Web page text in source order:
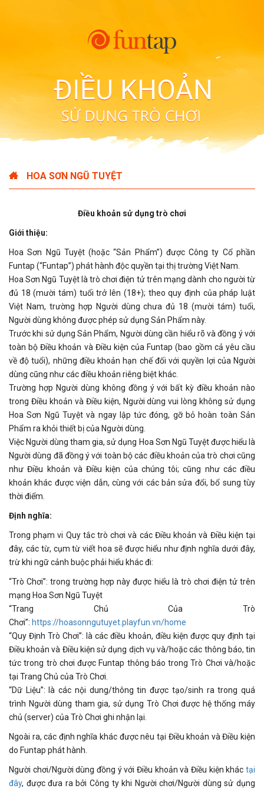
HOA SƠN NGŨ TUYỆT
Điều khoản sử dụng trò chơi
Giới thiệu:
Hoa Sơn Ngũ Tuyệt (hoặc “Sản Phẩm”) được Công ty Cổ phần
Funtap (“Funtap”) phát hành độc quyền tại thị trường Việt Nam.
Hoa Sơn Ngũ Tuyệt là trò chơi điện tử trên mạng dành cho người từ
đủ 18 (mười tám) tuổi trở lên (18+); theo quy định của pháp luật
Việt Nam, trường hợp Người dùng chưa đủ 18 (mười tám) tuổi,
Người dùng không được phép sử dụng Sản Phẩm này.
Trước khi sử dụng Sản Phẩm, Người dùng cần hiểu rõ và đồng ý với
toàn bộ Điều khoản và Điều kiện của Funtap (bao gồm cả yêu cầu
về độ tuổi), những điều khoản hạn chế đối với quyền lợi của Người
dùng cũng như các điều khoản riêng biệt khác.
Trường hợp Người dùng không đồng ý với bất kỳ điều khoản nào
trong Điều khoản và Điều kiện, Người dùng vui lòng không sử dụng
Hoa Sơn Ngũ Tuyệt và ngay lập tức đóng, gỡ bỏ hoàn toàn Sản
Phẩm ra khỏi thiết bị của Người dùng.
Việc Người dùng tham gia, sử dụng Hoa Sơn Ngũ Tuyệt được hiểu là
Người dùng đã đồng ý với toàn bộ các điều khoản của trò chơi cũng
như Điều khoản và Điều kiện của chúng tôi; cũng như các điều
khoản khác được viện dẫn, cùng với các bản sửa đổi, bổ sung tùy
thời điểm.
Định nghĩa:
Trong phạm vi Quy tắc trò chơi và các Điều khoản và Điều kiện tại
đây, các từ, cụm từ viết hoa sẽ được hiểu như định nghĩa dưới đây,
trừ khi ngữ cảnh buộc phải hiểu khác đi:
“Trò Chơi”: trong trường hợp này được hiểu là trò chơi điện tử trên
mạng Hoa Sơn Ngũ Tuyệt
“Trang Chủ Của Trò
Chơi”: https://hoasonngutuyet.playfun.vn/home
“Quy Định Trò Chơi”: là các điều khoản, điều kiện được quy định tại
Điều khoản và Điều kiện sử dụng dịch vụ và/hoặc các thông báo, tin
tức trong trò chơi được Funtap thông báo trong Trò Chơi và/hoặc
tại Trang Chủ của Trò Chơi.
“Dữ Liệu”: là các nội dung/thông tin được tạo/sinh ra trong quá
trình Người dùng tham gia, sử dụng Trò Chơi được hệ thống máy
chủ (server) của Trò Chơi ghi nhận lại.
Ngoài ra, các định nghĩa khác được nêu tại Điều khoản và Điều kiện
do Funtap phát hành.
Người chơi/Người dùng đồng ý với Điều khoản và Điều kiện khác tại
đây, được đưa ra bởi Công ty khi Người chơi/Người dùng sử dụng